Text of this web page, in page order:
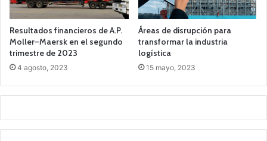
Resultados financieros de A.P.
Moller–Maersk en el segundo
trimestre de 2023
4 agosto, 2023
Áreas de disrupción para
transformar la industria
logística
15 mayo, 2023